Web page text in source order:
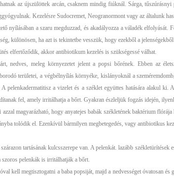
az újszülöttek arcán, csaknem mindig fiúknál. Sárga,
Kezelésre Sudocremet, Neogranormont vagy az általunk
nyílásában a szaru megduzzad, és akadályozza a váladék
különösen, ha azt is tekintetbe vesszük, hogy ezekből a
elfertőződik, akkor antibiotikum kezelés is szükségessé válhat.
nedves, meleg környezetet jelent a popsi bőrének. Ebben az
területei, a végbélnyílás környéke, kislányoknál a
pelenkadermatitisz a vizelet és a széklet együttes hatására alakul
fel, amely irritálhatja a bőrt. Gyakran észleljük fogzás idején,
magyarázható, hogy anyatejes babák székletének baktérium
tolódik el. Ezenkívül bármilyen megbetegedés, vagy antibiotikus
tartásának kulcsszerepe van. A pelenkát. lazább
pelenkák is irritálhatják a bőrt.
kell megtisztogatni a baba popsiját, majd a nedvességet óvatosan